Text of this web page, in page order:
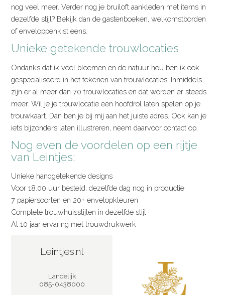
nog veel meer. Verder nog je bruiloft aankleden met items in
dezelfde stijl? Bekijk dan de gastenboeken, welkomstborden
of enveloppenkist eens.
Unieke getekende trouwlocaties
Ondanks dat ik veel bloemen en de natuur hou ben ik ook
gespecialiseerd in het tekenen van trouwlocaties. Inmiddels
zijn er al meer dan 70 trouwlocaties en dat worden er steeds
meer. Wil je je trouwlocatie een hoofdrol laten spelen op je
trouwkaart. Dan ben je bij mij aan het juiste adres. Ook kan je
iets bijzonders laten illustreren, neem daarvoor contact op.
Nog even de voordelen op een rijtje
van Leintjes:
Unieke handgetekende designs
Voor 18.00 uur besteld, dezelfde dag nog in productie
7 papiersoorten en 20+ envelopkleuren
Complete trouwhuisstijlen in dezelfde stijl
Al 10 jaar ervaring met trouwdrukwerk
Leintjes.nl
Landelijk
085-0438000